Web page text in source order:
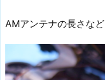
AMアンテナの長さなど